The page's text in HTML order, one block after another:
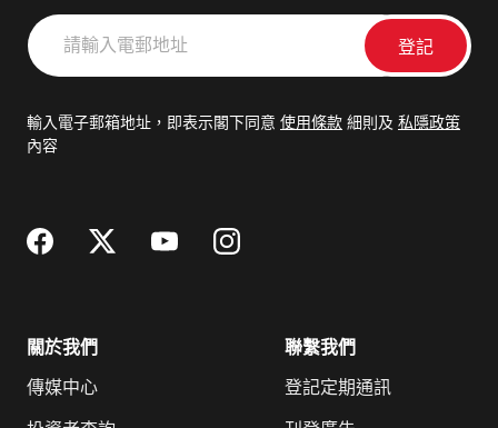
請
輸
郵
輸入電子郵箱地址，即表示閣下同意 使用條款 細則及 私隱政策
內容
關於我們
傳媒中心
聯繫我們
登記定期通訊